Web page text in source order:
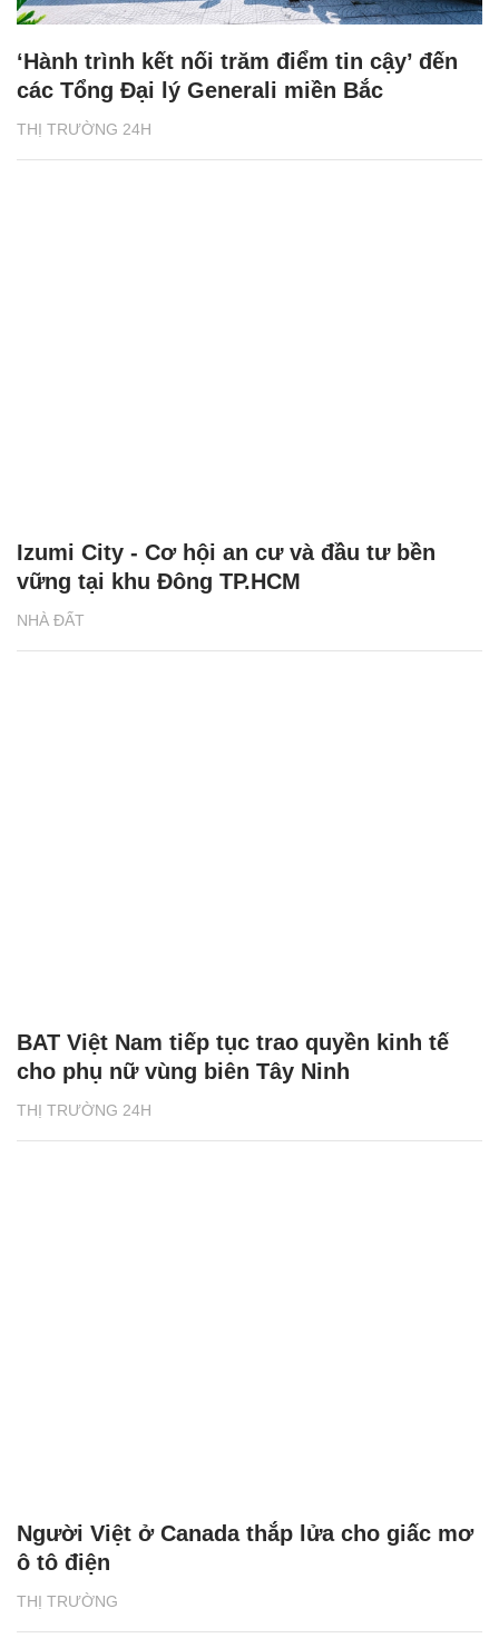
THỊ TRƯỜNG 24H
‘Hành trình kết nối trăm điểm tin cậy’ đến
các Tổng Đại lý Generali miền Bắc
NHÀ ĐẤT
Izumi City - Cơ hội an cư và đầu tư bền
vững tại khu Đông TP.HCM
THỊ TRƯỜNG 24H
BAT Việt Nam tiếp tục trao quyền kinh tế
cho phụ nữ vùng biên Tây Ninh
THỊ TRƯỜNG
Người Việt ở Canada thắp lửa cho giấc mơ
ô tô điện